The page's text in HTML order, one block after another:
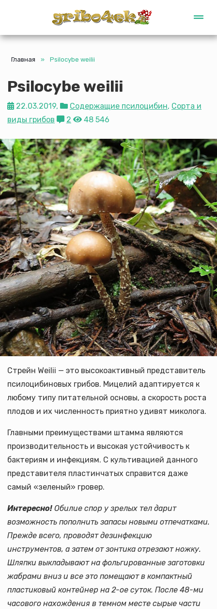
Gribo4ek
Главная » Psilocybe weilii
Psilocybe weilii
22.03.2019, Содержащие псилоцибин, Сорта и
виды грибов
2 48 546
Стрейн Weilii — это высокоактивный представитель
псилоцибиновых грибов. Мицелий адаптируется к
любому типу питательной основы, а скорость роста
плодов и их численность приятно удивят миколога.
Главными преимуществами штамма являются
производительность и высокая устойчивость к
бактериям и инфекциям. С культивацией данного
представителя пластинчатых справится даже
самый «зеленый» гровер.
Интересно! Обилие спор у зрелых тел дарит
возможность пополнить запасы новыми отпечатками.
Прежде всего, проводят дезинфекцию
инструментов, а затем от зонтика отрезают ножку.
Шляпки выкладывают на фольгированные заготовки
жабрами вниз и все это помещают в компактный
пластиковый контейнер на 2-ое суток. После 48-ми
часового нахождения в темном месте сырые части